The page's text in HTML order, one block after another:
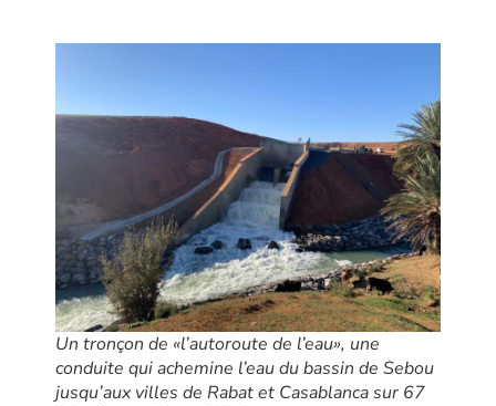
Un tronçon de «l’autoroute de l’eau», une
conduite qui achemine l’eau du bassin de Sebou
jusqu’aux villes de Rabat et Casablanca sur 67